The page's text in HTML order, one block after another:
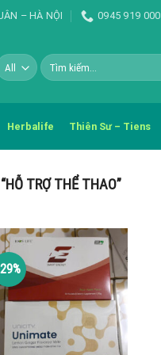
– HÀ NỘI 0945 919 000
Tìm
kiếm:
Herbalife Thiên Sư – Tiens
TRỢ THỂ THAO”